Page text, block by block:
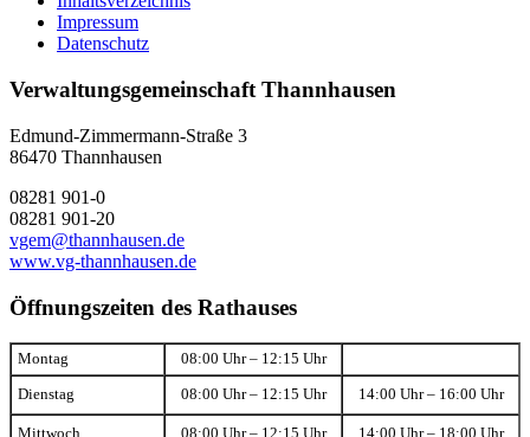
Impressum
Datenschutz
Verwaltungsgemeinschaft Thannhausen
Edmund-Zimmermann-Straße 3
86470 Thannhausen
08281 901-0
08281 901-20
vgem@thannhausen.de
www.vg-thannhausen.de
Öffnungszeiten des Rathauses
Montag 08:00 Uhr – 12:15 Uhr
Dienstag 08:00 Uhr – 12:15 Uhr 14:00 Uhr – 16:00 Uhr